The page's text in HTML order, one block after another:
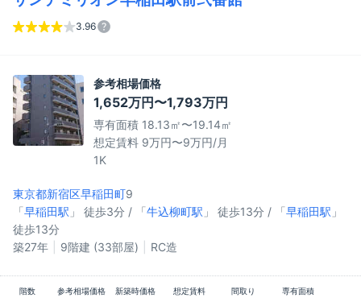
3.96
参考相場価格
1,652万円〜1,793万円
専有面積 18.13㎡〜19.14㎡
想定賃料 9万円〜9万円/月
1K
東京都新宿区早稲田町9
「早稲田駅 」 徒歩3分 / 「牛込柳町駅 」 徒歩13分 / 「早稲田駅 」
徒歩13分
築27年
9階建 (33部屋) RC造
階数 参考相場価格 新築時価格 想定賃料 間取り
専有面積